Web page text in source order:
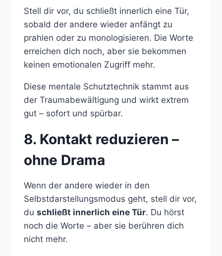
Stell dir vor, du schließt innerlich eine Tür,
sobald der andere wieder anfängt zu
prahlen oder zu monologisieren. Die Worte
erreichen dich noch, aber sie bekommen
keinen emotionalen Zugriff mehr.
Diese mentale Schutztechnik stammt aus
der Traumabewältigung und wirkt extrem
gut – sofort und spürbar.
8. Kontakt reduzieren –
ohne Drama
Wenn der andere wieder in den
Selbstdarstellungsmodus geht, stell dir vor,
du schließt innerlich eine Tür. Du hörst
noch die Worte – aber sie berühren dich
nicht mehr.